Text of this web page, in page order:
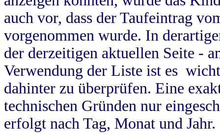
auch vor, dass der Taufeintrag
vorgenommen wurde. In
der derzeitigen aktuellen Seite -
Verwendung der Liste ist es
dahinter zu überprüfen. Eine
technischen Gründen nur
erfolgt nach Tag, Monat und Jahr.